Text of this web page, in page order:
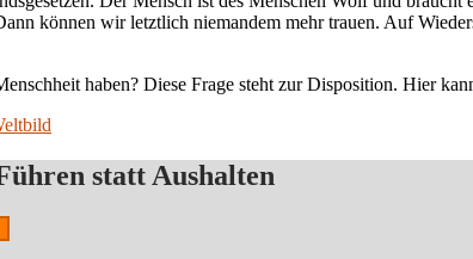
können wir letztlich niemandem mehr trauen. Auf
haben? Diese Frage steht zur Disposition. Hier
statt Aushalten